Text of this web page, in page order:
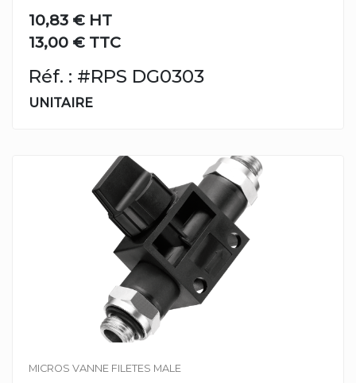
10,83 € HT
13,00 € TTC
Réf. : #RPS DG0303
UNITAIRE
MICROS VANNE FILETES MALE